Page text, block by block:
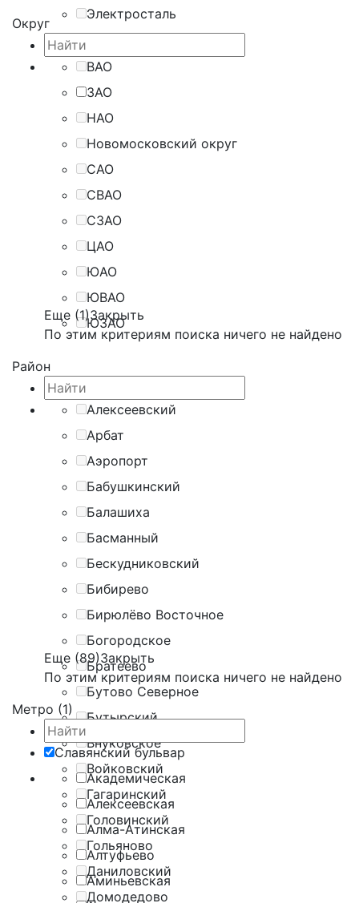
Электросталь
Округ
ВАО
ЗАО
НАО
Новомосковский округ
САО
СВАО
СЗАО
ЦАО
ЮАО
ЮВАО
ЮЗАО
Еще (1)Закрыть
По этим критериям поиска ничего не найдено
Район
Алексеевский
Арбат
Аэропорт
Бабушкинский
Балашиха
Басманный
Бескудниковский
Бибирево
Бирюлёво Восточное
Богородское
Братеево
Бутово Северное
Бутырский
Внуковское
Войковский
Гагаринский
Головинский
Гольяново
Даниловский
Домодедово
Еще (89)Закрыть
По этим критериям поиска ничего не найдено
Метро (1)
Славянский бульвар
Академическая
Алексеевская
Алма-Атинская
Алтуфьево
Аминьевская